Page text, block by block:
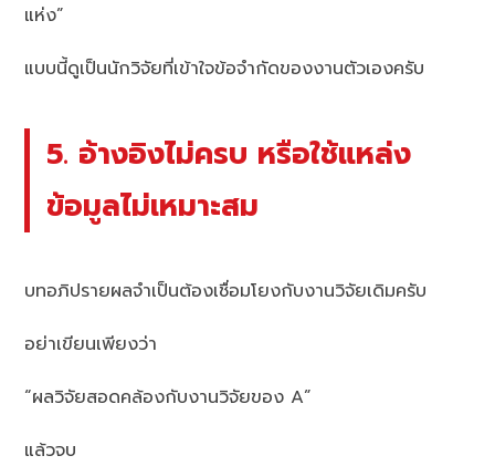
แห่ง”
แบบนี้ดูเป็นนักวิจัยที่เข้าใจข้อจำกัดของงานตัวเองครับ
5. อ้างอิงไม่ครบ หรือใช้แหล่ง
ข้อมูลไม่เหมาะสม
บทอภิปรายผลจำเป็นต้องเชื่อมโยงกับงานวิจัยเดิมครับ
อย่าเขียนเพียงว่า
“ผลวิจัยสอดคล้องกับงานวิจัยของ A”
แล้วจบ